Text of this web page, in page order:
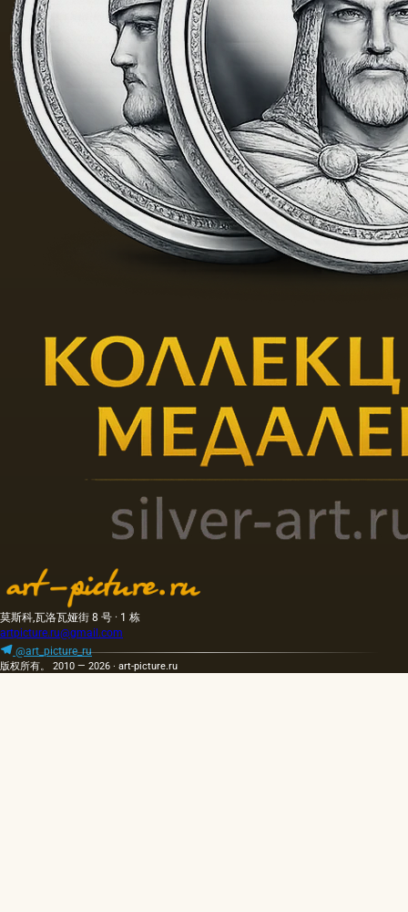
莫斯科,瓦洛瓦娅街 8 号 · 1 栋
artpicture.ru@gmail.com
@art_picture_ru
版权所有。 2010 — 2026 · art-picture.ru